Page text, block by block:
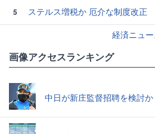
5
ステルス増税か 厄介な制度改正
経済ニュ
画像アクセスランキング
中日が新庄監督招聘を検討か